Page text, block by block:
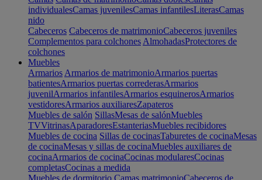
individualesCamas juvenilesCamas infantilesLiterasCamas
nido
Cabeceros Cabeceros de matrimonioCabeceros juveniles
Complementos para colchones AlmohadasProtectores de
colchones
Muebles
Armarios Armarios de matrimonioArmarios puertas
batientesArmarios puertas correderasArmarios
juvenilArmarios infantilesArmarios esquinerosArmarios
vestidoresArmarios auxiliaresZapateros
Muebles de salón SillasMesas de salónMuebles
TVVitrinasAparadoresEstanteriasMuebles recibidores
Muebles de cocina Sillas de cocinasTaburetes de cocinaMesas
de cocinaMesas y sillas de cocinaMuebles auxiliares de
cocinaArmarios de cocinaCocinas modularesCocinas
completasCocinas a medida
Muebles de dormitorio Camas matrimonioCabeceros de